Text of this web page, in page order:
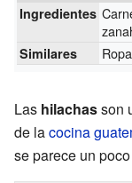
Ingredientes
Similares
Las hilachasson
de lacocina
se parece un